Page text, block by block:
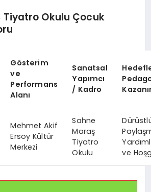
Tiyatro Okulu Çocuk
Gösterim
ve
Performans
Alanı
Sanatsal
Yapımcı
/ Kadro
Mehmet Akif
Ersoy Kültür
Merkezi
Sahne
Maraş
Tiyatro
Okulu
ve